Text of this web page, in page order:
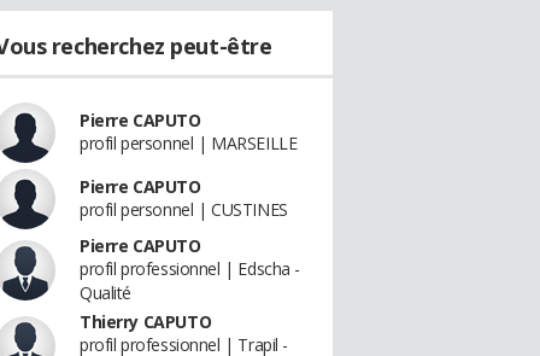
recherchez peut-être
Pierre CAPUTO
profil personnel | MARSEILLE
Pierre CAPUTO
profil personnel | CUSTINES
Pierre CAPUTO
profil professionnel | Edscha -
Qualité
Thierry CAPUTO
profil professionnel | Trapil -